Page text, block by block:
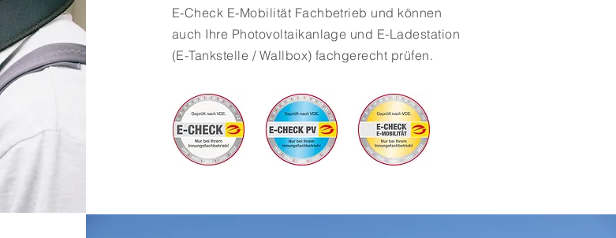
E-Check E-Mobilität Fachbetrieb und können
auch Ihre Photovoltaikanlage und E-Ladestation
(E-Tankstelle / Wallbox) fachgerecht prüfen.